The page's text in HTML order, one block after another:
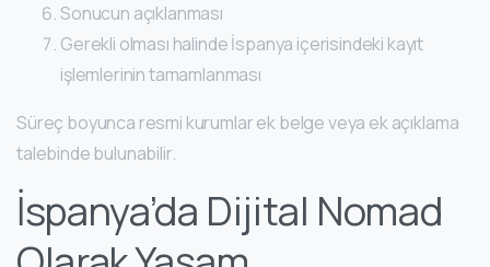
Sonucun açıklanması
Gerekli olması halinde İspanya içerisindeki kayıt
işlemlerinin tamamlanması
Süreç boyunca resmi kurumlar ek belge veya ek açıklama
talebinde bulunabilir.
İspanya’da Dijital Nomad